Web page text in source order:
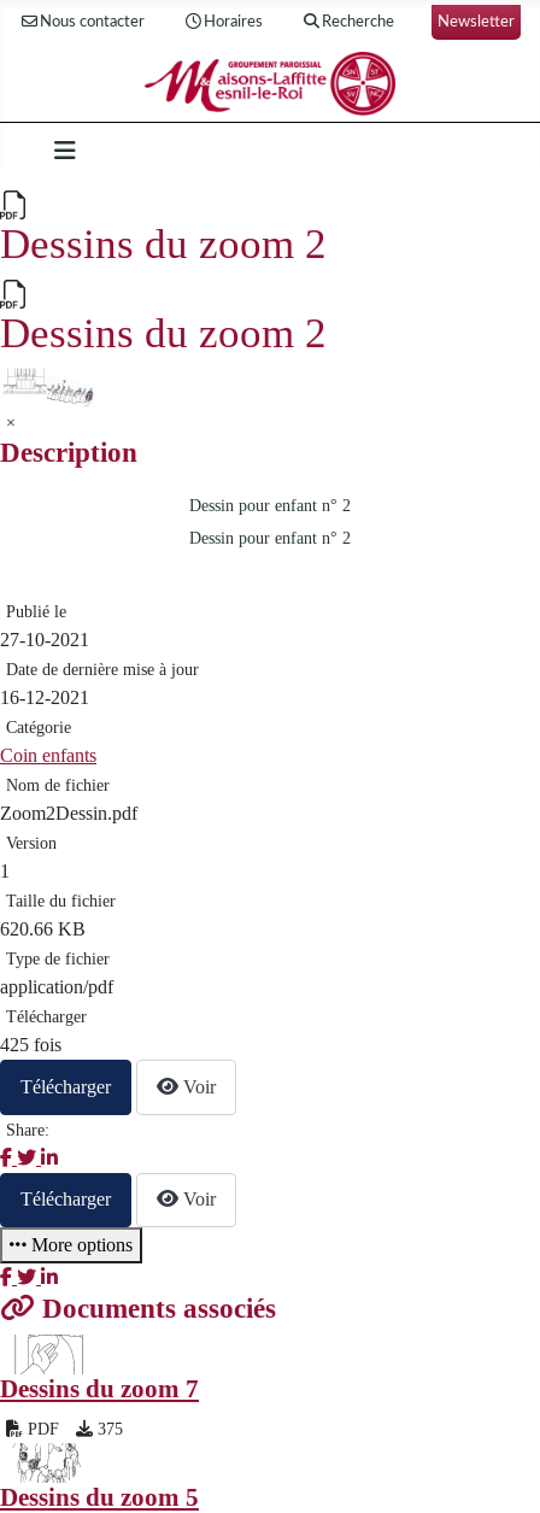
Nous contacter Horaires Recherche Newsletter
Dessins du zoom 2
Dessins du zoom 2
×
Description
Dessin pour enfant n° 2
Dessin pour enfant n° 2
Publié le
27-10-2021
Date de dernière mise à jour
16-12-2021
Catégorie
Coin enfants
Nom de fichier
Zoom2Dessin.pdf
Version
1
Taille du fichier
620.66 KB
Type de fichier
application/pdf
Télécharger
425 fois
Télécharger Voir
Share:
Télécharger Voir
More options
Documents associés
Dessins du zoom 7
PDF 375
Dessins du zoom 5